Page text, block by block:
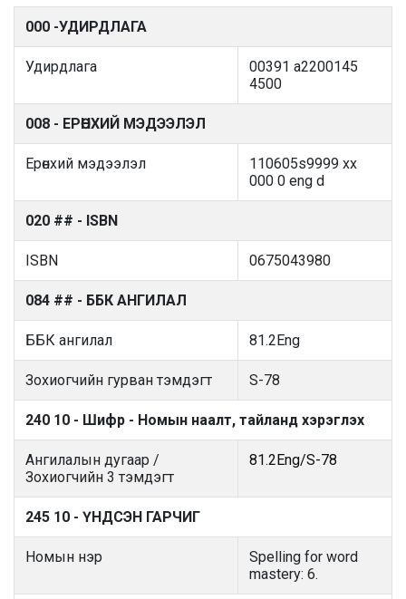
000 -УДИРДЛАГА
Удирдлага
00391 a2200145
4500
008 - ЕРӨНХИЙ МЭДЭЭЛЭЛ
Ерөнхий мэдээлэл
110605s9999 xx
000 0 eng d
020 ## - ISBN
ISBN 0675043980
084 ## - ББК АНГИЛАЛ
ББК ангилал 81.2Eng
Зохиогчийн гурван тэмдэгт S-78
240 10 - Шифр - Номын наалт, тайланд хэрэглэх
Ангилалын дугаар /
Зохиогчийн 3 тэмдэгт
81.2Eng/S-78
245 10 - ҮНДСЭН ГАРЧИГ
Номын нэр
Spelling for word
mastery: 6.